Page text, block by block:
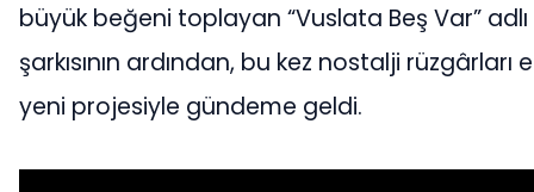
büyük beğeni toplayan “Vuslata Beş Var” adlı
şarkısının ardından, bu kez nostalji rüzgârları
yeni projesiyle gündeme geldi.